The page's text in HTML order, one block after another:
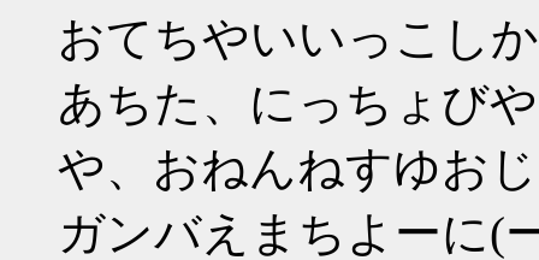
おてちやいいっこし
あちた、にっちょび
や、おねんねすゆお
ガンバえまちよーに(